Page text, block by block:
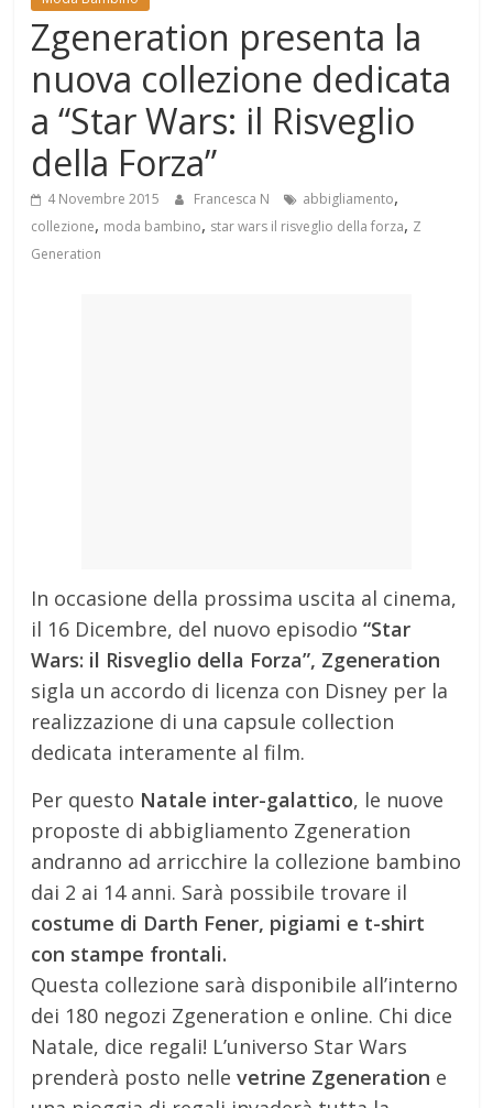
Mondo
Zgeneration presenta la
nuova collezione dedicata
a “Star Wars: il Risveglio
della Forza”
4 Novembre 2015 Francesca N abbigliamento,
collezione, moda bambino, star wars il risveglio della forza, Z
Generation
In occasione della prossima uscita al cinema,
il 16 Dicembre, del nuovo episodio “Star
Wars: il Risveglio della Forza”, Zgeneration
sigla un accordo di licenza con Disney per la
realizzazione di una capsule collection
dedicata interamente al film.
Per questo Natale inter-galattico, le nuove
proposte di abbigliamento Zgeneration
andranno ad arricchire la collezione bambino
dai 2 ai 14 anni. Sarà possibile trovare il
costume di Darth Fener, pigiami e t-shirt
con stampe frontali.
Questa collezione sarà disponibile all’interno
dei 180 negozi Zgeneration e online. Chi dice
Natale, dice regali! L’universo Star Wars
prenderà posto nellevetrine Zgeneration e